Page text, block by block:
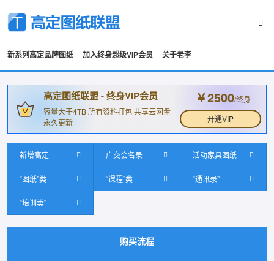
新系列高定品牌图纸 加入终身超级VIP会员 关于老李
高定图纸联盟 - 终身VIP会员
容量大于4TB 所有资料打包 共享云网盘
永久更新
￥2500/终身
开通VIP
新增高定 广交会名录 活动家具图纸
“图纸”类 “课程”类 “通讯录”
“培训类”
购买流程